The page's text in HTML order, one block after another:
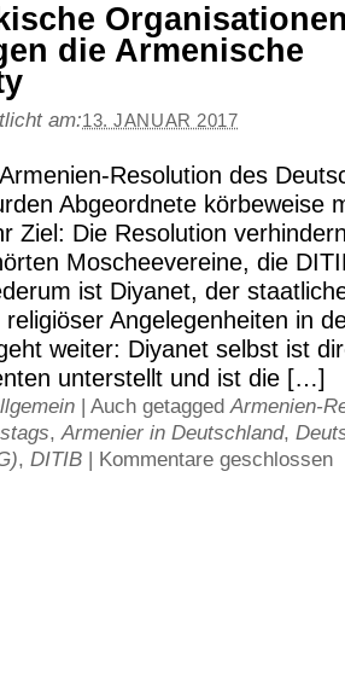
die Armenische
am:13. JANUAR 2017
Resolution des
Abgeordnete körbeweise
Ziel: Die Resolution
Moscheevereine, die
ist Diyanet, der
Angelegenheiten in
weiter: Diyanet selbst ist
unterstellt und ist die […]
| Auch getaggedArmenien-
,Armenier in Deutschland,
, DITIB | Kommentare geschlossen